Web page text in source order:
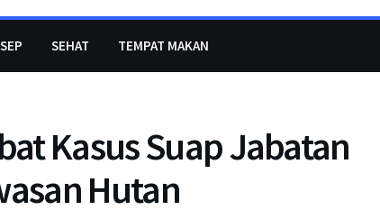
SEHAT TEMPAT MAKAN
Kasus Suap Jabatan
Hutan